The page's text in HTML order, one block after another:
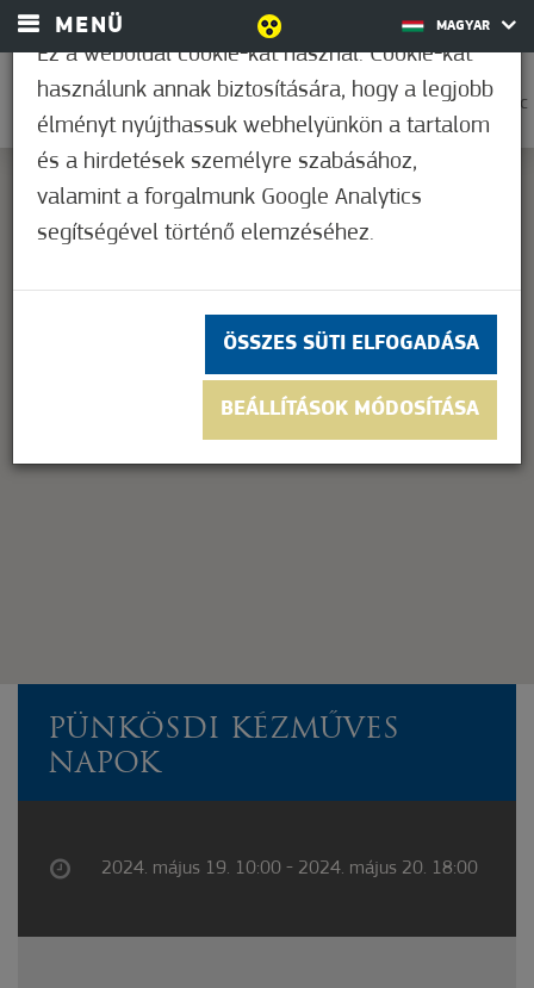
MENÜ MAGYAR
0
31,7°C
This page can't load Google Maps correctly.
Do you own this website? OK
PÜNKÖSDI KÉZMŰVES
NAPOK
2024. május 19. 10:00 - 2024. május 20. 18:00
Ez a weboldal cookie-kat használ. Cookie-kat
használunk annak biztosítására, hogy a legjobb
élményt nyújthassuk webhelyünkön a tartalom
és a hirdetések személyre szabásához,
valamint a forgalmunk Google Analytics
segítségével történő elemzéséhez.
ÖSSZES SÜTI ELFOGADÁSA
BEÁLLÍTÁSOK MÓDOSÍTÁSA